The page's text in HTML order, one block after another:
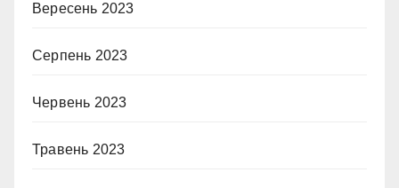
Вересень 2023
Серпень 2023
Червень 2023
Травень 2023